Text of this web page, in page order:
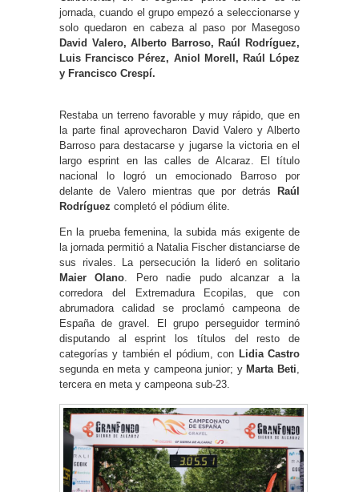
jornada, cuando el grupo empezó a seleccionarse y
solo quedaron en cabeza al paso por Masegoso
David Valero, Alberto Barroso, Raúl Rodríguez,
Luis Francisco Pérez, Aniol Morell, Raúl López
y Francisco Crespí.
Restaba un terreno favorable y muy rápido, que en
la parte final aprovecharon David Valero y Alberto
Barroso para destacarse y jugarse la victoria en el
largo esprint en las calles de Alcaraz. El título
nacional lo logró un emocionado Barroso por
delante de Valero mientras que por detrás
Raúl
Rodríguez completó el pódium élite.
En la prueba femenina, la subida más exigente de
la jornada permitió a Natalia Fischer distanciarse de
sus rivales. La persecución la lideró en solitario
Maier Olano . Pero nadie pudo alcanzar a la
corredora del Extremadura Ecopilas, que con
abrumadora calidad se proclamó campeona de
España de gravel. El grupo perseguidor terminó
disputando al esprint los títulos del resto de
categorías y también el pódium, con Lidia Castro
segunda en meta y campeona junior; y Marta Beti
tercera en meta y campeona sub-23.